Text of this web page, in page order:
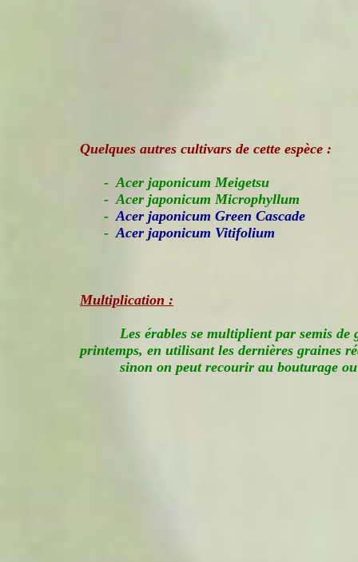
Quelques autres cultivars de cette espèce :
- Acer japonicum Meigetsu
- Acer japonicum Microphyllum
-Acer japonicum Green Cascade
-Acer japonicum Vitifolium
Multiplication :
Les érables se multiplient par semis de
printemps, en utilisant les dernières graines
sinon on peut recourir au bouturage